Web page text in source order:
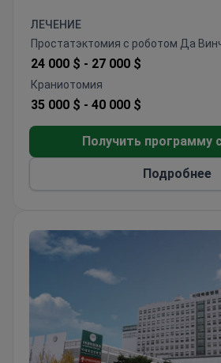
с врачом, позволяет повысить
эффективность лечения.
Специализация клиники Бундан
абдоминальная хирургия,
кардиохирургия. Каждый год в
проходят лечение
стационарных и
ЛЕЧЕНИЕ
Простатэктомия с роботом Да
24 000 $ - 27 000 $
Краниотомия
35 000 $ - 40 000 $
Получить программу
Подробнее